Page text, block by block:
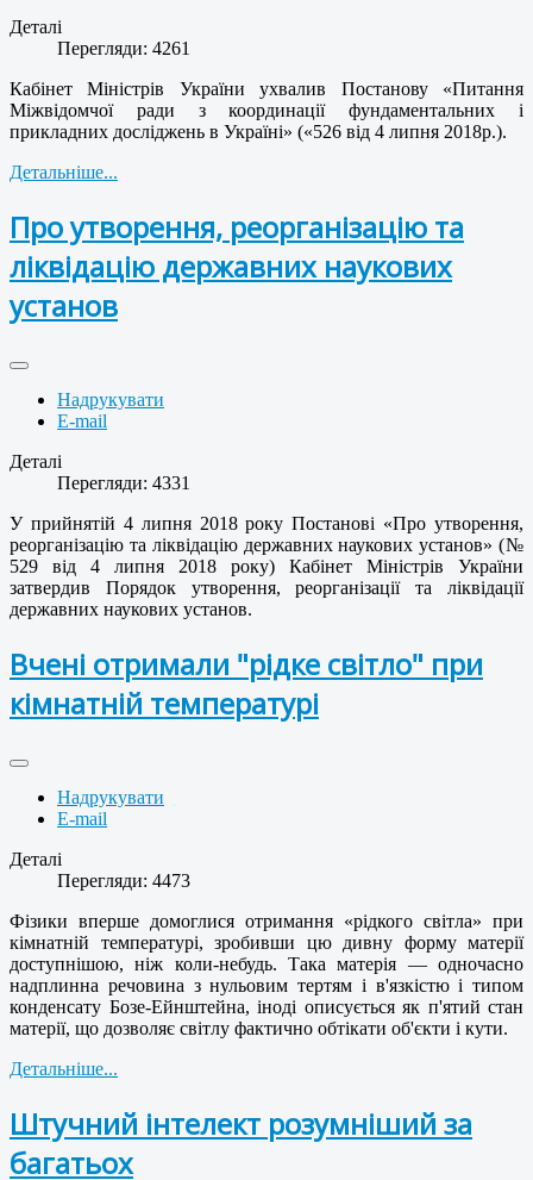
Деталі
Перегляди: 4261
Кабінет Міністрів України ухвалив Постанову «Питання
Міжвідомчої ради з координації фундаментальних і
прикладних досліджень в Україні» («526 від 4 липня 2018р.).
Детальніше...
Про утворення, реорганізацію та
ліквідацію державних наукових
установ
Надрукувати
E-mail
Деталі
Перегляди: 4331
У прийнятій 4 липня 2018 року Постанові «Про утворення,
реорганізацію та ліквідацію державних наукових установ» (№
529 від 4 липня 2018 року) Кабінет Міністрів України
затвердив Порядок утворення, реорганізації та ліквідації
державних наукових установ.
Вчені отримали "рідке світло" при
кімнатній температурі
Надрукувати
E-mail
Деталі
Перегляди: 4473
Фізики вперше домоглися отримання «рідкого світла» при
кімнатній температурі, зробивши цю дивну форму матерії
доступнішою, ніж коли-небудь. Така матерія — одночасно
надплинна речовина з нульовим тертям і в'язкістю і типом
конденсату Бозе-Ейнштейна, іноді описується як п'ятий стан
матерії, що дозволяє світлу фактично обтікати об'єкти і кути.
Детальніше...
Штучний інтелект розумніший за
багатьох